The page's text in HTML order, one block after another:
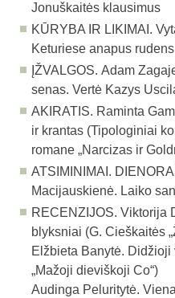
Jonuškaitės klausimus
KŪRYBA IR LIKIMAI.
Keturiese anapus rudens
ĮŽVALGOS.Adam
senas. Vertė Kazys
AKIRATIS. Raminta
ir krantas (Tipologiniai
romane „Narcizas ir
ATSIMINIMAI.
Macijauskienė. Laiko
RECENZIJOS.Viktorija
blyksniai (G. Cieškaitės
Elžbieta Banytė.
„Mažoji dieviškoji Co“)
Audinga Peluritytė.